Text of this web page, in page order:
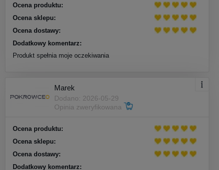
Ocena produktu:
Ocena sklepu:
Ocena dostawy:
Dodatkowy komentarz:
Produkt spełnia moje oczekiwania
Marek
Dodano: 2026-05-29
Opinia zweryfikowana
Ocena produktu:
Ocena sklepu:
Ocena dostawy:
Dodatkowy komentarz: